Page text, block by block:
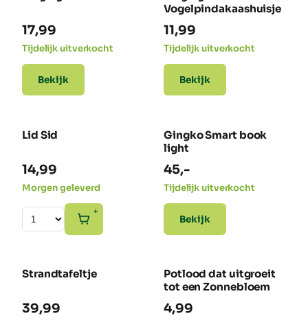
17,99
Tijdelijk uitverkocht
Bekijk
Vogelpindakaashuisje
11,99
Tijdelijk uitverkocht
Bekijk
Lid Sid
14,99
Morgen geleverd
+
Gingko Smart book
light
45,-
Tijdelijk uitverkocht
Bekijk
Strandtafeltje
39,99
Potlood dat uitgroeit
tot een Zonnebloem
4,99